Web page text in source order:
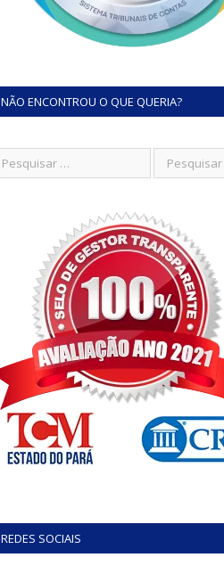
NÃO ENCONTROU O QUE QUERIA?
REDES SOCIAIS